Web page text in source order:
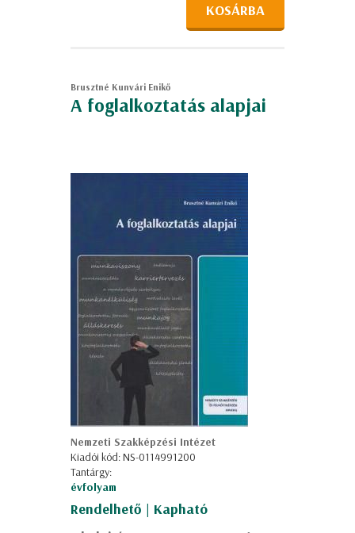
KOSÁRBA
Brusztné Kunvári Enikő
A foglalkoztatás alapjai
Nemzeti Szakképzési Intézet
Kiadói kód: NS-0114991200
Tantárgy:
évfolyam
Rendelhető | Kapható